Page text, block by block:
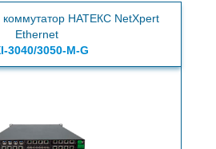
НАТЕКС NetXpert
Ethernet
3040/3050-M-G